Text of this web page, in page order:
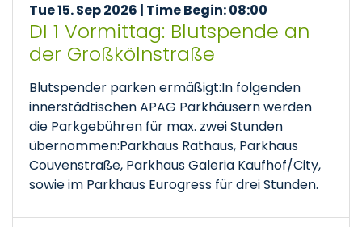
Tue 15. Sep 2026 | Time Begin: 08:00
DI 1 Vormittag: Blutspende an
der Großkölnstraße
Blutspender parken ermäßigt:In folgenden
innerstädtischen APAG Parkhäusern werden
die Parkgebühren für max. zwei Stunden
übernommen:Parkhaus Rathaus, Parkhaus
Couvenstraße, Parkhaus Galeria Kaufhof/City,
sowie im Parkhaus Eurogress für drei Stunden.